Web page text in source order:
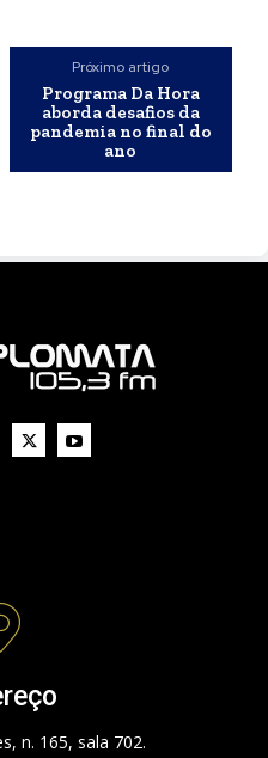
Próximo artigo
Programa Da Hora
aborda desafios da
pandemia no final do
ano
n. 165, sala 702.